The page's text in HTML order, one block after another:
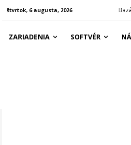
štvrtok, 6 augusta, 2026
ZARIADENIA SOFTVÉR